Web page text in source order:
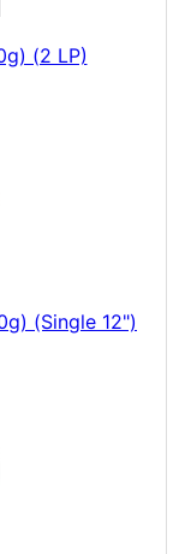
(2 LP)
(Single 12")